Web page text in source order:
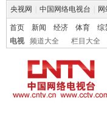
央视网 中国网络电视台
首页 新闻 经济 体育 综
电视
频道大全 栏目大全